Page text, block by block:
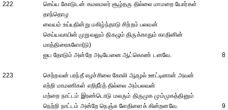
222
செய்ய கோடுடன் கமலமலர் சூழ்தரு தில்லை மாமறை யோர்கள்
தாந்தொழ
வையம் உய்யநின்று மகிழ்ந்தாடு சிற்றம் பலவன்
செய்யவாயின் முறுவலும் திகழும் திருக்காதும் காதினின்
மாத்திரைகளோ(டு)
ஐய தோடும் அன்றே அடியேனை ஆட்கொண் டனவே.
8
223
செற்றவன் பரந்தீ எழச்சிலை கோலி ஆரழல் ஊட்டினான் அவன்
எற்றி மாமணிகள் எறிநீர்த் தில்லை அம்பலவன்
மற்றை நாட்டம் இரண்டொடு மலரும் திருமுக மும்முகத்தினும்
நெற்றி நாட்டம் அன்றே நெஞ்சு ளேதிளைக் கின்றனவே.
9